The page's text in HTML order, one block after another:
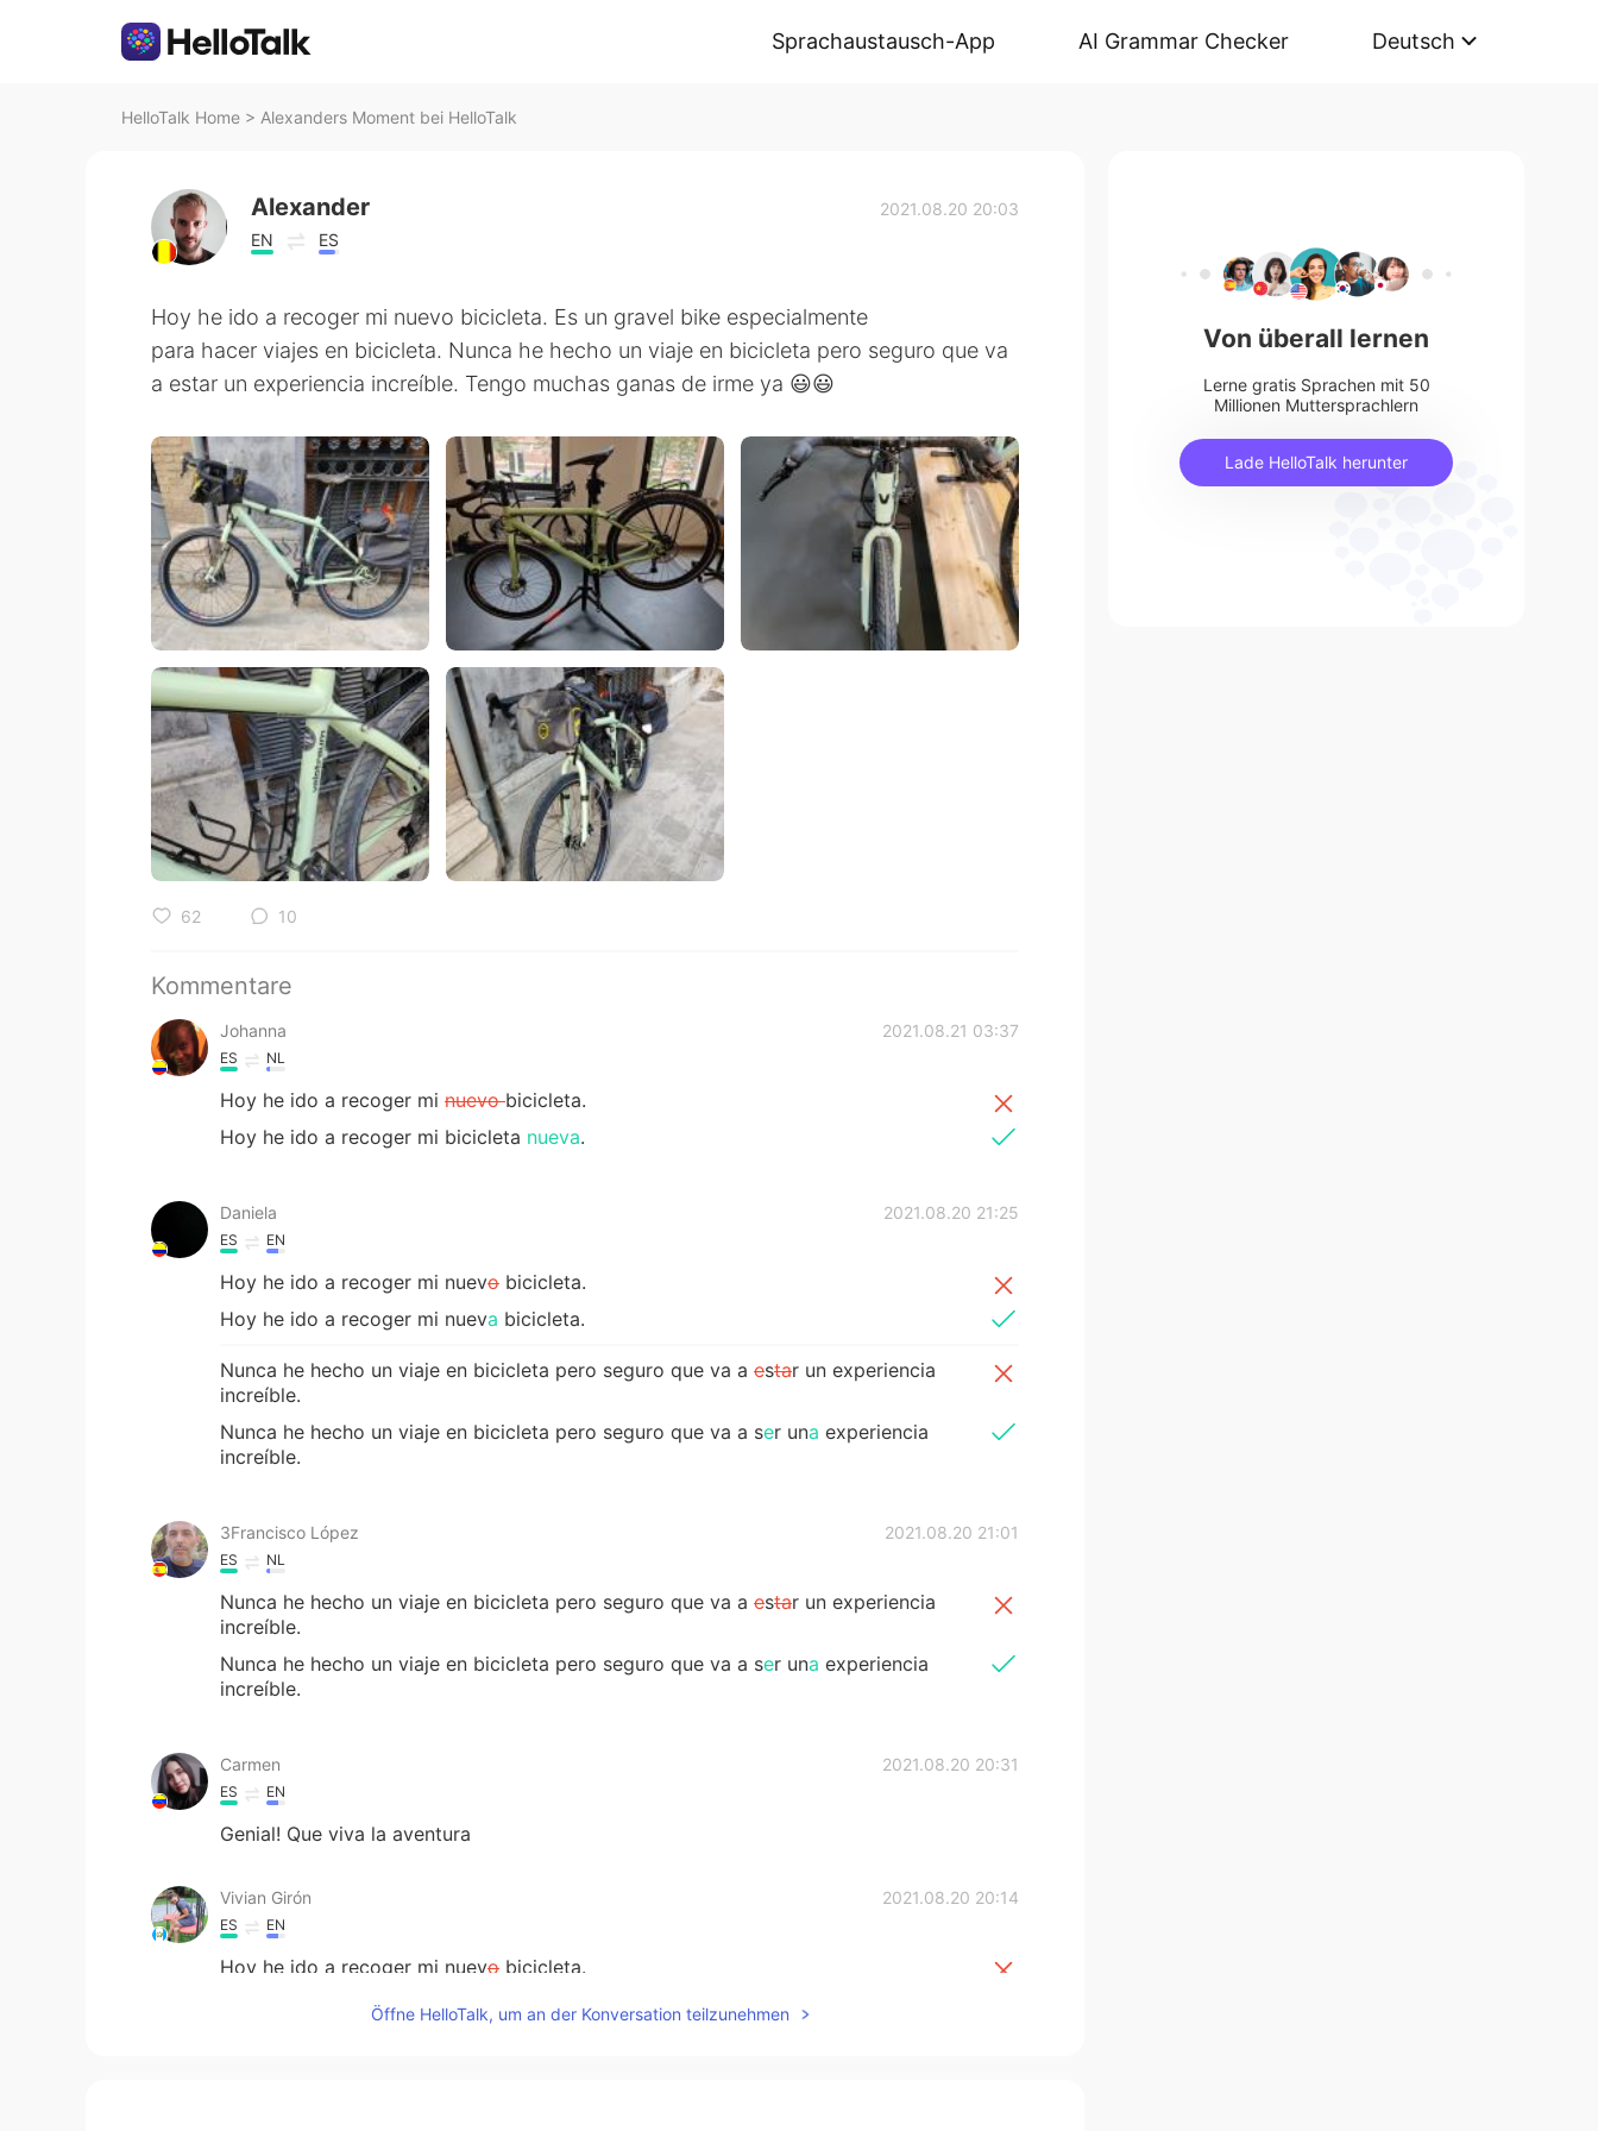
Sprachaustausch-App AI Grammar Checker Deutsch
HelloTalk Home > Alexanders Moment bei HelloTalk
Alexander
EN ES
2021.08.20 20:03
Hoy he ido a recoger mi nuevo bicicleta. Es un gravel bike especialmente
para hacer viajes en bicicleta. Nunca he hecho un viaje en bicicleta pero seguro que va
a estar un experiencia increíble. Tengo muchas ganas de irme ya 😃😃
62 10
Kommentare
Johanna 2021.08.21 03:37
ES NL
Hoy he ido a recoger mi nuevobicicleta.
Hoy he ido a recoger mi bicicleta nueva.
Daniela 2021.08.20 21:25
ES EN
Hoy he ido a recoger mi nuevo bicicleta.
Hoy he ido a recoger mi nueva bicicleta.
Nunca he hecho un viaje en bicicleta pero seguro que va a estar un experiencia
increíble.
Nunca he hecho un viaje en bicicleta pero seguro que va a ser una experiencia
increíble.
3Francisco López 2021.08.20 21:01
ES NL
Nunca he hecho un viaje en bicicleta pero seguro que va a estar un experiencia
increíble.
Nunca he hecho un viaje en bicicleta pero seguro que va a ser una experiencia
increíble.
Carmen 2021.08.20 20:31
ES EN
Genial! Que viva la aventura
Vivian Girón 2021.08.20 20:14
ES EN
Hoy he ido a recoger mi nuevo bicicleta.
Hoy he ido a recoger mi nuev
bicicleta.
Öffne HelloTalk, um an der Konversation teilzunehmen
Von überall lernen
Lerne gratis Sprachen mit 50
Millionen Muttersprachlern
Lade HelloTalk herunter